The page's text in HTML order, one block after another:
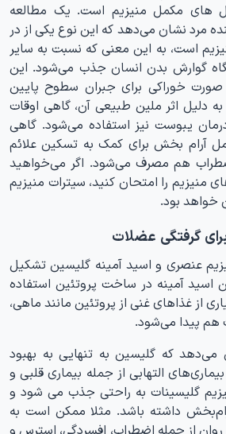
های مکمل منیزیم است. یک مطالعه
شرکت‌کننده مرد نشان می‌دهد که این نوع یکی از در
است، به این معنی که نسبت به سایر
گوارش بدن انسان جذب می‌شود. این
صورت خوراکی برای جبران سطوح پایین
دلیل اثر ملین طبیعی آن، گاهی اوقات
درمان یبوست نیز استفاده می‌شود. گاهی
آرام بخش برای کمک به تسکین علائم
هم مصرف می‌شود. اگر می‌خواهید
منیزیم را امتحان کنید، سیترات منیزیم
خواهد بود.
عنصری و اسید آمینه گلیسین تشکیل
اسید آمینه در ساخت پروتئین استفاده
از غذاهای غنی از پروتئین مانند ماهی،
هم پیدا می‌شود.
می‌دهد که گلیسین به تنهایی به بهبود
التهابی از جمله بیماری قلبی و
گلیسینات به راحتی جذب می شود و
داشته باشد. مثلا ممکن است به
از جمله اضطراب، افسردگی، استرس و